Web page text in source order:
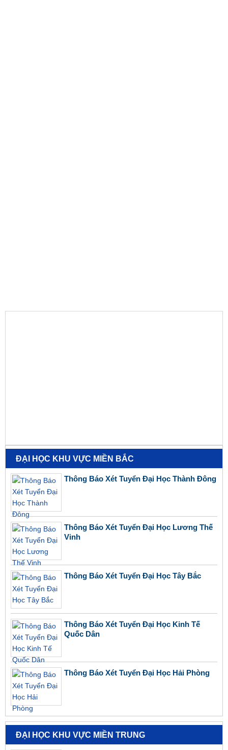
ĐẠI HỌC KHU VỰC MIỀN BẮC
Thông Báo Xét Tuyển Đại Học Thành Đông
Thông Báo Xét Tuyển Đại Học Lương Thế
Vinh
Thông Báo Xét Tuyển Đại Học Tây Bắc
Thông Báo Xét Tuyển Đại Học Kinh Tế
Quốc Dân
Thông Báo Xét Tuyển Đại Học Hải Phòng
ĐẠI HỌC KHU VỰC MIỀN TRUNG